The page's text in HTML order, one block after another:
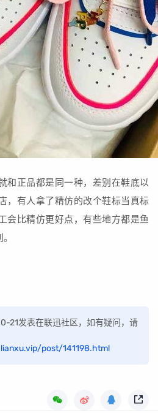
和正品都是同一种，差别在鞋底以
，有人拿了精仿的改个鞋标当真标
会比精仿更好点，有些地方都是鱼
21发表在联迅社区，如有疑问，请
post/141198.html